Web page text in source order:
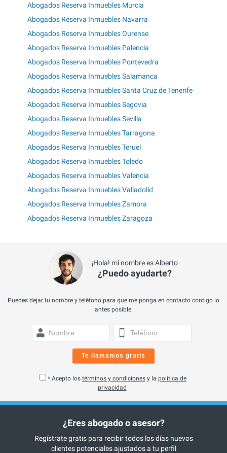
Abogados Reserva Inmuebles Murcia
Abogados Reserva Inmuebles Navarra
Abogados Reserva Inmuebles Ourense
Abogados Reserva Inmuebles Palencia
Abogados Reserva Inmuebles Pontevedra
Abogados Reserva Inmuebles Salamanca
Abogados Reserva Inmuebles Santa Cruz de Tenerife
Abogados Reserva Inmuebles Segovia
Abogados Reserva Inmuebles Sevilla
Abogados Reserva Inmuebles Tarragona
Abogados Reserva Inmuebles Teruel
Abogados Reserva Inmuebles Toledo
Abogados Reserva Inmuebles Valencia
Abogados Reserva Inmuebles Valladolid
Abogados Reserva Inmuebles Zamora
Abogados Reserva Inmuebles Zaragoza
¡Hola! mi nombre es Alberto
¿Puedo ayudarte?
Puedes dejar tu nombre y teléfono para que me ponga en contacto contigo lo
antes posible.
Te llamamos gratis
* Acepto los términos y condiciones y la política de
privacidad
¿Eres abogado o asesor?
Regístrate gratis para recibir todos los días nuevos
clientes potenciales ajustados a tu perfil